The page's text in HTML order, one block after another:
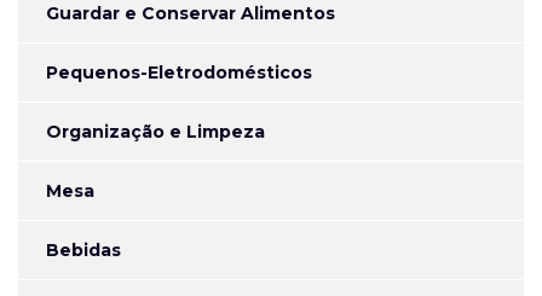
Guardar e Conservar Alimentos
Pequenos-Eletrodomésticos
Organização e Limpeza
Mesa
Bebidas